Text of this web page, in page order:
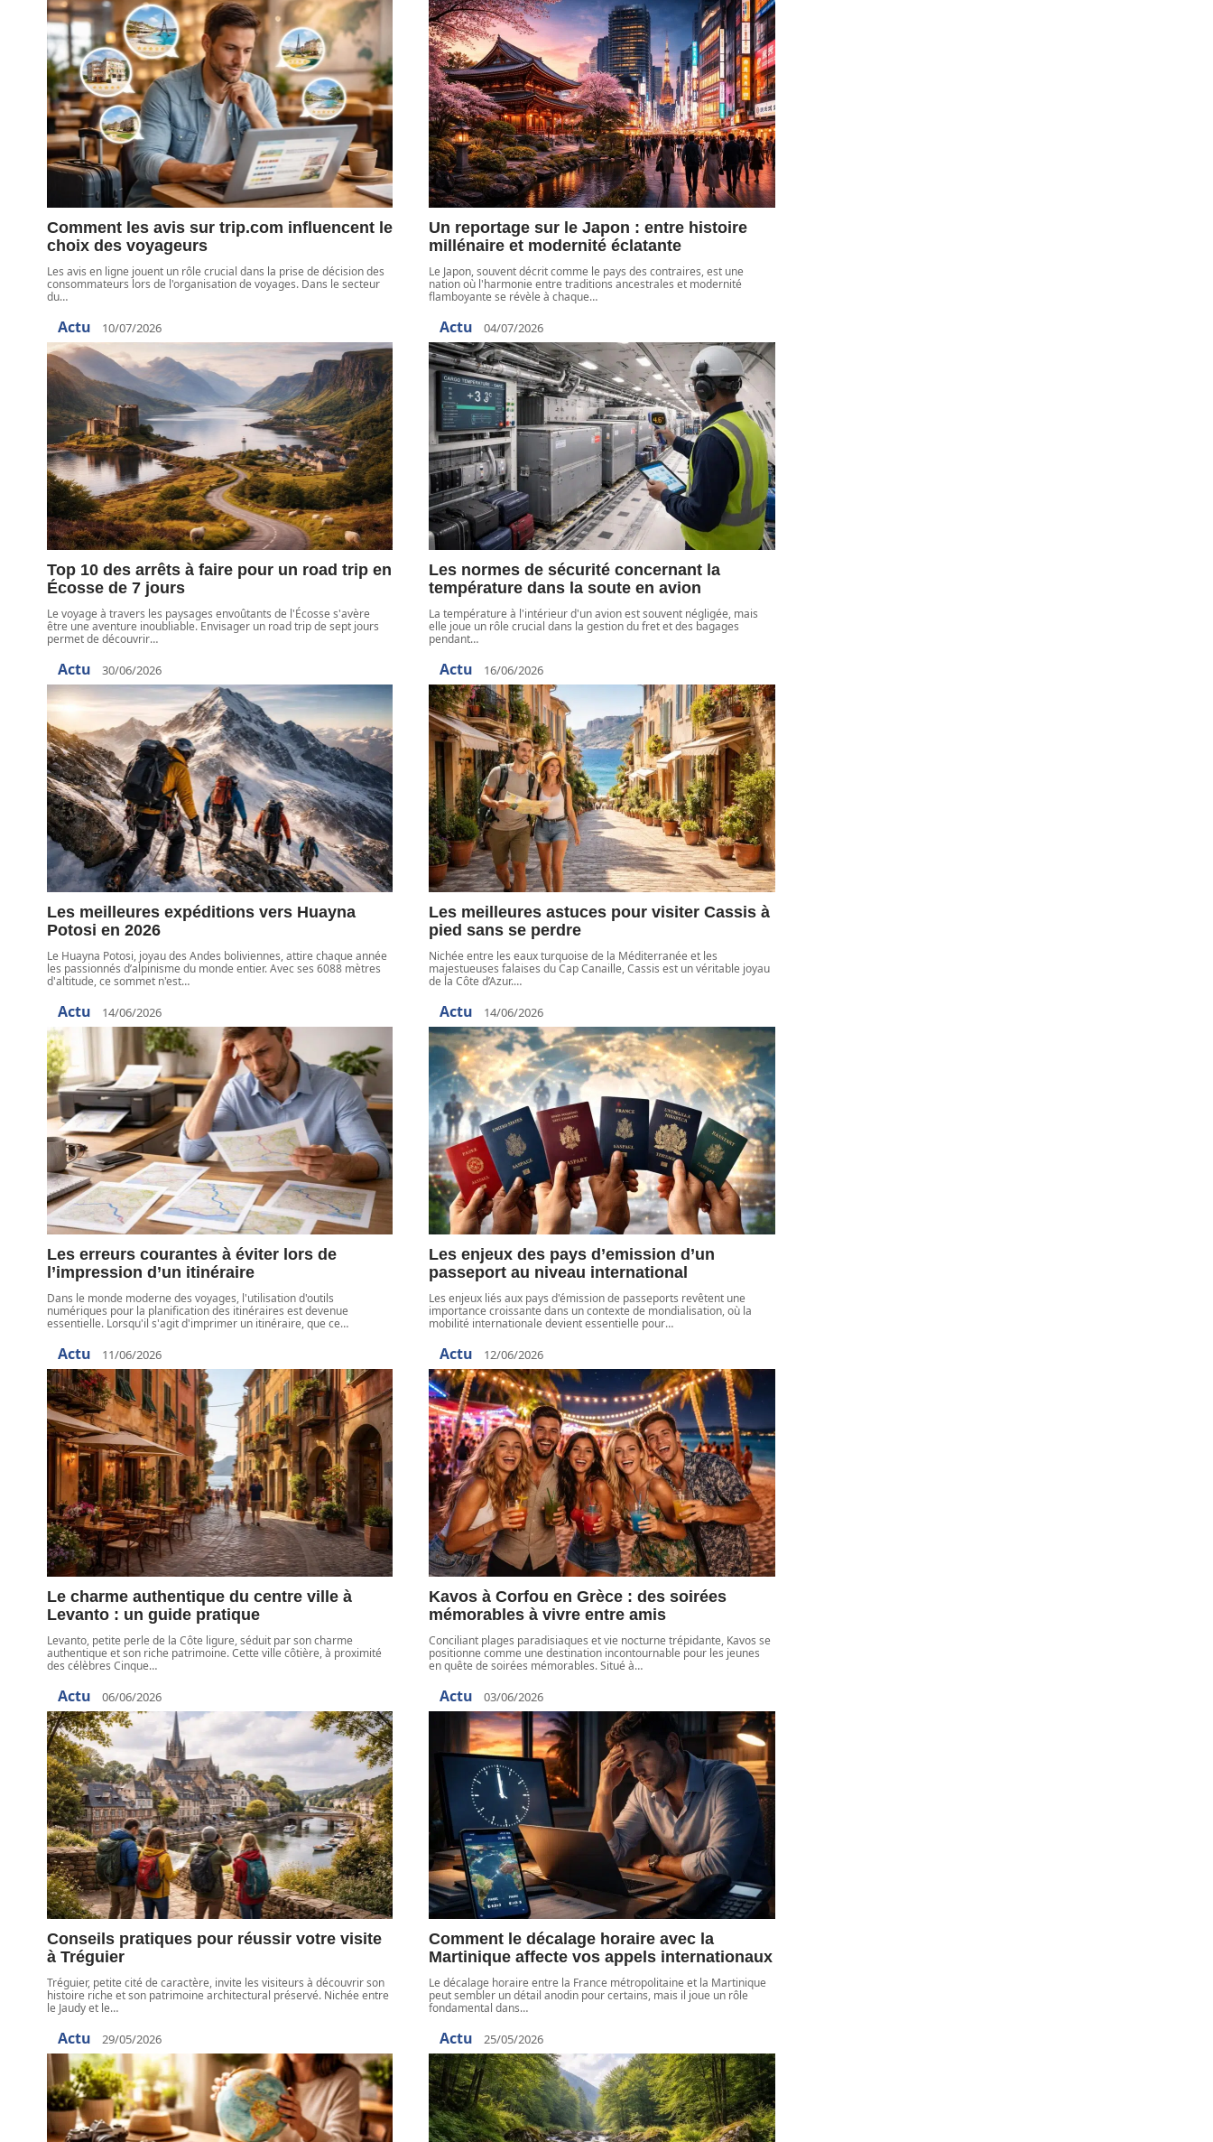
Comment les avis sur trip.com influencent le
choix des voyageurs
Les avis en ligne jouent un rôle crucial dans la prise de décision des
consommateurs lors de l'organisation de voyages. Dans le secteur
du…
Actu 10/07/2026
Un reportage sur le Japon : entre histoire
millénaire et modernité éclatante
Le Japon, souvent décrit comme le pays des contraires, est une
nation où l'harmonie entre traditions ancestrales et modernité
flamboyante se révèle à chaque…
Actu 04/07/2026
Top 10 des arrêts à faire pour un road trip en
Écosse de 7 jours
Le voyage à travers les paysages envoûtants de l'Écosse s'avère
être une aventure inoubliable. Envisager un road trip de sept jours
permet de découvrir…
Actu 30/06/2026
Les normes de sécurité concernant la
température dans la soute en avion
La température à l'intérieur d'un avion est souvent négligée, mais
elle joue un rôle crucial dans la gestion du fret et des bagages
pendant…
Actu 16/06/2026
Les meilleures expéditions vers Huayna
Potosi en 2026
Le Huayna Potosi, joyau des Andes boliviennes, attire chaque année
les passionnés d’alpinisme du monde entier. Avec ses 6088 mètres
d'altitude, ce sommet n'est…
Actu 14/06/2026
Les meilleures astuces pour visiter Cassis à
pied sans se perdre
Nichée entre les eaux turquoise de la Méditerranée et les
majestueuses falaises du Cap Canaille, Cassis est un véritable joyau
de la Côte d’Azur.…
Actu 14/06/2026
Les erreurs courantes à éviter lors de
l’impression d’un itinéraire
Dans le monde moderne des voyages, l'utilisation d'outils
numériques pour la planification des itinéraires est devenue
essentielle. Lorsqu'il s'agit d'imprimer un itinéraire, que ce…
Actu 11/06/2026
Les enjeux des pays d’emission d’un
passeport au niveau international
Les enjeux liés aux pays d'émission de passeports revêtent une
importance croissante dans un contexte de mondialisation, où la
mobilité internationale devient essentielle pour…
Actu 12/06/2026
Le charme authentique du centre ville à
Levanto : un guide pratique
Levanto, petite perle de la Côte ligure, séduit par son charme
authentique et son riche patrimoine. Cette ville côtière, à proximité
des célèbres Cinque…
Actu 06/06/2026
Kavos à Corfou en Grèce : des soirées
mémorables à vivre entre amis
Conciliant plages paradisiaques et vie nocturne trépidante, Kavos se
positionne comme une destination incontournable pour les jeunes
en quête de soirées mémorables. Situé à…
Actu 03/06/2026
Conseils pratiques pour réussir votre visite
à Tréguier
Tréguier, petite cité de caractère, invite les visiteurs à découvrir son
histoire riche et son patrimoine architectural préservé. Nichée entre
le Jaudy et le…
Actu 29/05/2026
Comment le décalage horaire avec la
Martinique affecte vos appels internationaux
Le décalage horaire entre la France métropolitaine et la Martinique
peut sembler un détail anodin pour certains, mais il joue un rôle
fondamental dans…
Actu 25/05/2026